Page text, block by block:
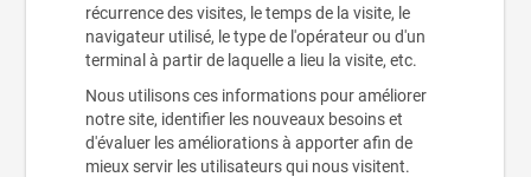
récurrence des visites, le temps de la visite, le
navigateur utilisé, le type de l'opérateur ou d'un
terminal à partir de laquelle a lieu la visite, etc.
Nous utilisons ces informations pour améliorer
notre site, identifier les nouveaux besoins et
d'évaluer les améliorations à apporter afin de
mieux servir les utilisateurs qui nous visitent.